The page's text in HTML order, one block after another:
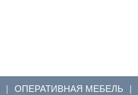
| ОПЕРАТИВНАЯ МЕБЕЛЬ |